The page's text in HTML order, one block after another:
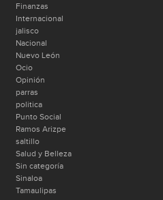
Finanzas
Internacional
jalisco
Nacional
Nuevo León
Ocio
Opinión
parras
politica
Punto Social
Ramos Arizpe
saltillo
Salud y Belleza
Sin categoría
Sinaloa
Tamaulipas